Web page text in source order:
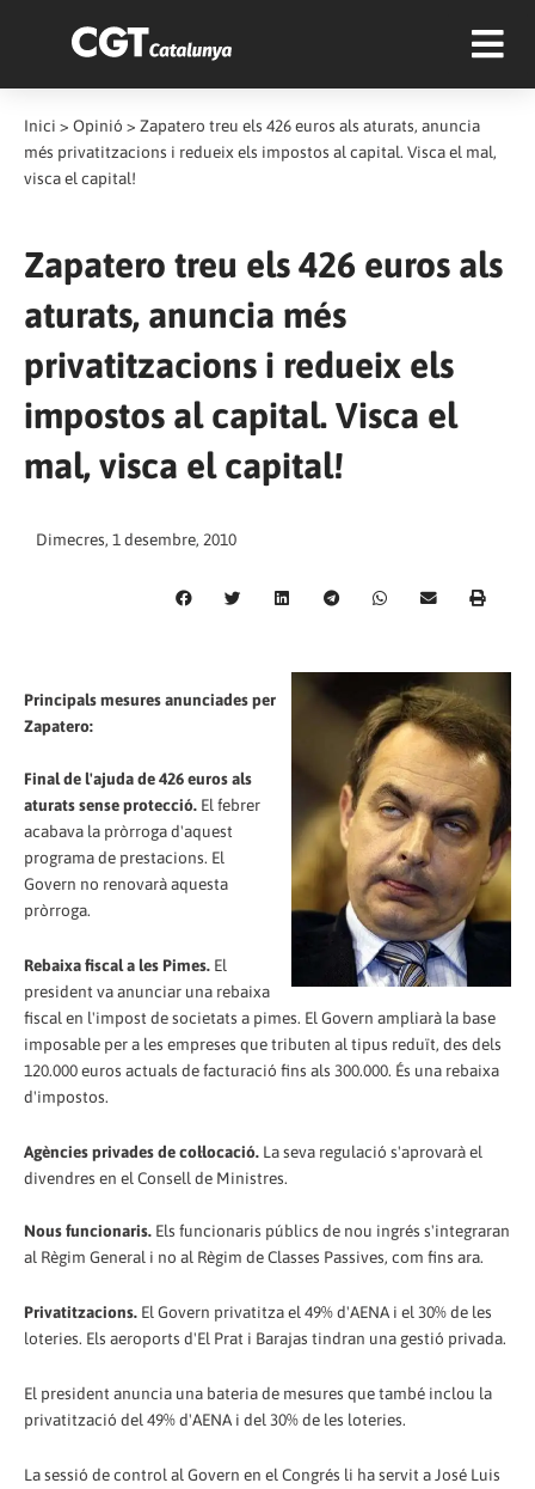
Inici > Opinió > Zapatero treu els 426 euros als aturats, anuncia
més privatitzacions i redueix els impostos al capital. Visca el mal,
visca el capital!
Zapatero treu els 426 euros als
aturats, anuncia més
privatitzacions i redueix els
impostos al capital. Visca el
mal, visca el capital!
Dimecres, 1 desembre, 2010
Principals mesures anunciades per
Zapatero:
Final de l'ajuda de 426 euros als
aturats sense protecció. El febrer
acabava la pròrroga d'aquest
programa de prestacions. El
Govern no renovarà aquesta
pròrroga.
Rebaixa fiscal a les Pimes. El
president va anunciar una rebaixa
fiscal en l'impost de societats a pimes. El Govern ampliarà la base
imposable per a les empreses que tributen al tipus reduït, des dels
120.000 euros actuals de facturació fins als 300.000. És una rebaixa
d'impostos.
Agències privades de col·locació. La seva regulació s'aprovarà el
divendres en el Consell de Ministres.
Nous funcionaris. Els funcionaris públics de nou ingrés s'integraran
al Règim General i no al Règim de Classes Passives, com fins ara.
Privatitzacions. El Govern privatitza el 49% d'AENA i el 30% de les
loteries. Els aeroports d'El Prat i Barajas tindran una gestió privada.
El president anuncia una bateria de mesures que també inclou la
privatització del 49% d'AENA i del 30% de les loteries.
La sessió de control al Govern en el Congrés li ha servit a José Luis